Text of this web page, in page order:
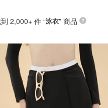
2,000+ 件 “泳衣” 商品